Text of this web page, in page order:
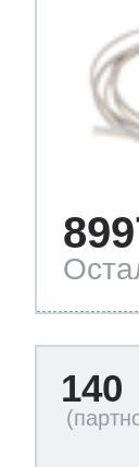
140